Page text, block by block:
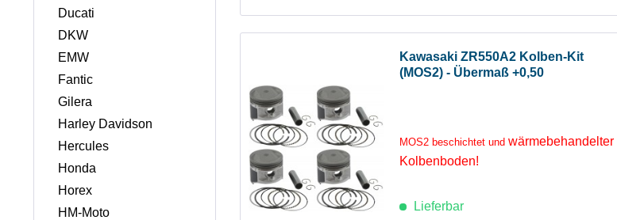
Ducati
DKW
EMW
Fantic
Gilera
Harley Davidson
Hercules
Honda
Horex
HM-Moto
Kawasaki ZR550A2 Kolben-Kit
(MOS2) - Übermaß +0,50
MOS2 beschichtet undwärmebehandelter
Kolbenboden!
Lieferbar